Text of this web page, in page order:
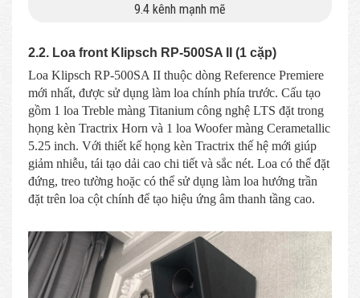
9.4 kênh mạnh mẽ
2.2. Loa front Klipsch RP-500SA II (1 cặp)
Loa Klipsch RP-500SA II thuộc dòng Reference Premiere
mới nhất, được sử dụng làm loa chính phía trước. Cấu tạo
gồm 1 loa Treble màng Titanium công nghệ LTS đặt trong
họng kèn Tractrix Horn và 1 loa Woofer màng Cerametallic
5.25 inch. Với thiết kế họng kèn Tractrix thế hệ mới giúp
giảm nhiễu, tái tạo dải cao chi tiết và sắc nét. Loa có thể đặt
đứng, treo tường hoặc có thể sử dụng làm loa hướng trần
đặt trên loa cột chính để tạo hiệu ứng âm thanh tầng cao.